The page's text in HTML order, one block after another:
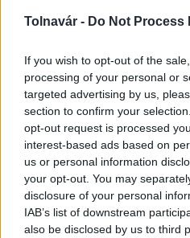
Tolnavár - Do Not Process
If you wish to opt-out of the
processing of your personal or
targeted advertising by us,
section to confirm your
opt-out request is processed
interest-based ads based on
us or personal information
your opt-out. You may
disclosure of your personal
IAB’s list of downstream
also be disclosed by us to third
A lakosságra is fontos
elkerülésében